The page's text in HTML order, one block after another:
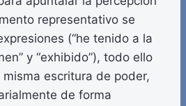
representativo se
(“he tenido a la
y “exhibido”), todo ello
escritura de poder,
de forma